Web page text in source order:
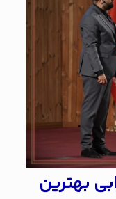
بهترین